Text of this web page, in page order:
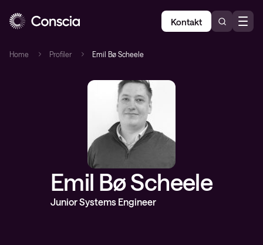
Kontakt
Home Profiler Emil Bø Scheele
Emil Bø Scheele
Junior Systems Engineer